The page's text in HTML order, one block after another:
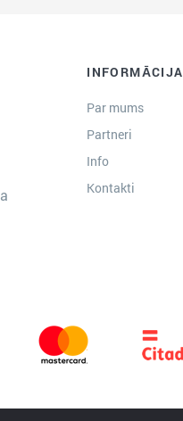
INFORMĀCIJA
Par mums
Partneri
Info
Kontakti